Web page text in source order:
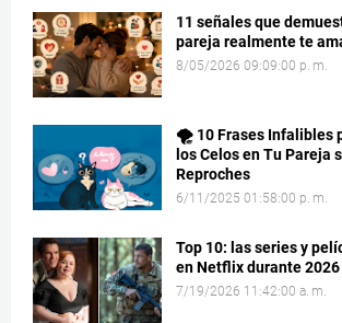
11 señales que
pareja realmente te
8/05/2026 09:09:00 p. m.
🌪️ 10 Frases Infalibles
los Celos en Tu Pareja
Reproches
6/11/2025 01:58:00 p. m.
Top 10: las series y
en Netflix durante 2026
7/19/2026 11:42:00 a. m.